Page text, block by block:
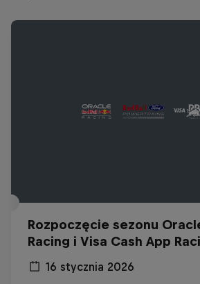
Rozpoczęcie sezonu
Racing i Visa Cash App
16 stycznia 2026